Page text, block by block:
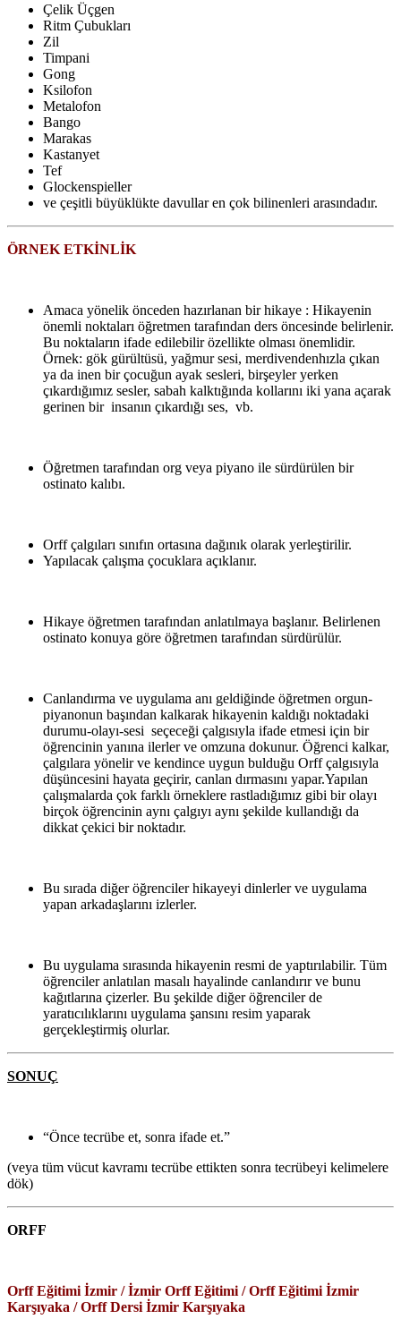
Çelik Üçgen
Ritm Çubukları
Zil
Timpani
Gong
Ksilofon
Metalofon
Bango
Marakas
Kastanyet
Tef
Glockenspieller
ve çeşitli büyüklükte davullar en çok bilinenleri arasındadır.
ÖRNEK ETKİNLİK
Amaca yönelik önceden hazırlanan bir hikaye : Hikayenin
önemli noktaları öğretmen tarafından ders öncesinde belirlenir.
Bu noktaların ifade edilebilir özellikte olması önemlidir.
Örnek: gök gürültüsü, yağmur sesi, merdivendenhızla çıkan
ya da inen bir çocuğun ayak sesleri, birşeyler yerken
çıkardığımız sesler, sabah kalktığında kollarını iki yana açarak
gerinen bir insanın çıkardığı ses, vb.
Öğretmen tarafından org veya piyano ile sürdürülen bir
ostinato kalıbı.
Orff çalgıları sınıfın ortasına dağınık olarak yerleştirilir.
Yapılacak çalışma çocuklara açıklanır.
Hikaye öğretmen tarafından anlatılmaya başlanır. Belirlenen
ostinato konuya göre öğretmen tarafından sürdürülür.
Canlandırma ve uygulama anı geldiğinde öğretmen orgun-
piyanonun başından kalkarak hikayenin kaldığı noktadaki
durumu-olayı-sesi seçeceği çalgısıyla ifade etmesi için bir
öğrencinin yanına ilerler ve omzuna dokunur. Öğrenci kalkar,
çalgılara yönelir ve kendince uygun bulduğu Orff çalgısıyla
düşüncesini hayata geçirir, canlan dırmasını yapar.Yapılan
çalışmalarda çok farklı örneklere rastladığımız gibi bir olayı
birçok öğrencinin aynı çalgıyı aynı şekilde kullandığı da
dikkat çekici bir noktadır.
Bu sırada diğer öğrenciler hikayeyi dinlerler ve uygulama
yapan arkadaşlarını izlerler.
Bu uygulama sırasında hikayenin resmi de yaptırılabilir. Tüm
öğrenciler anlatılan masalı hayalinde canlandırır ve bunu
kağıtlarına çizerler. Bu şekilde diğer öğrenciler de
yaratıcılıklarını uygulama şansını resim yaparak
gerçekleştirmiş olurlar.
SONUÇ
“Önce tecrübe et, sonra ifade et.”
(veya tüm vücut kavramı tecrübe ettikten sonra tecrübeyi kelimelere
dök)
ORFF
Orff Eğitimi İzmir / İzmir Orff Eğitimi / Orff Eğitimi İzmir
Karşıyaka / Orff Dersi İzmir Karşıyaka